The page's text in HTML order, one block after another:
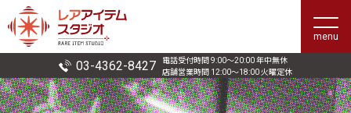
menu
03-4362-8427
電話受付時間 9:00〜20:00 年中無休
店舗営業時間 12:00〜18:00 火曜定休